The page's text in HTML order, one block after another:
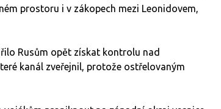
prostoru i v zákopech mezi Leonidovem,
Rusům opět získat kontrolu nad
kanál zveřejnil, protože ostřelovaným